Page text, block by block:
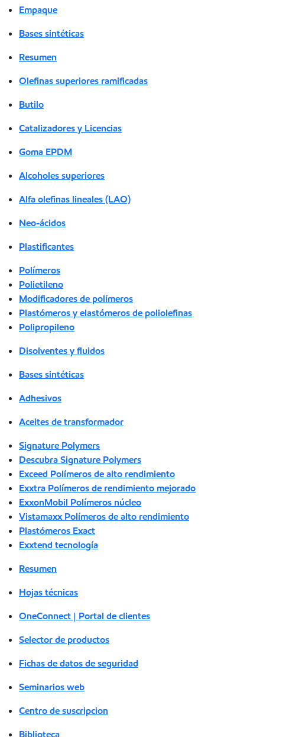
Empaque
Bases sintéticas
Resumen
Olefinas superiores ramificadas
Butilo
Catalizadores y Licencias
Goma EPDM
Alcoholes superiores
Alfa olefinas lineales (LAO)
Neo-ácidos
Plastificantes
Polímeros
Polietileno
Modificadores de polímeros
Plastómeros y elastómeros de poliolefinas
Polipropileno
Disolventes y fluidos
Bases sintéticas
Adhesivos
Aceites de transformador
Signature Polymers
Descubra Signature Polymers
Exceed Polímeros de alto rendimiento
Exxtra Polímeros de rendimiento mejorado
ExxonMobil Polímeros núcleo
Vistamaxx Polímeros de alto rendimiento
Plastómeros Exact
Exxtend tecnología
Resumen
Hojas técnicas
OneConnect | Portal de clientes
Selector de productos
Fichas de datos de seguridad
Seminarios web
Centro de suscripcion
Biblioteca